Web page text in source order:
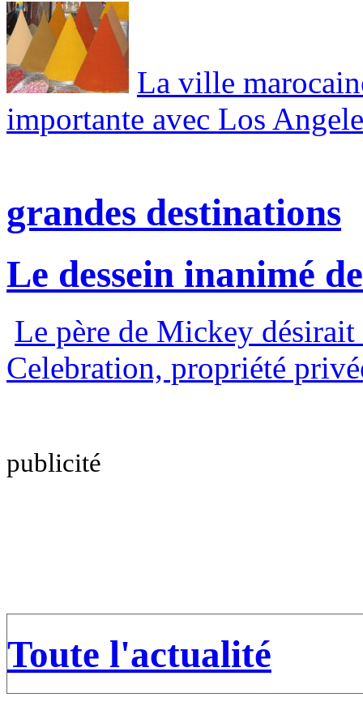
La ville
importante avec Los
grandes destinations
Le dessein inanimé
Le père de Mickey désirait
Celebration, propriété
publicité
Toute l'actualité